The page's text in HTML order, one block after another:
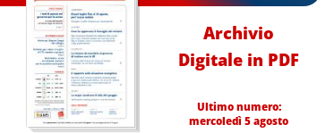
Archivio
Digitale in PDF
Ultimo numero:
mercoledì 5 agosto